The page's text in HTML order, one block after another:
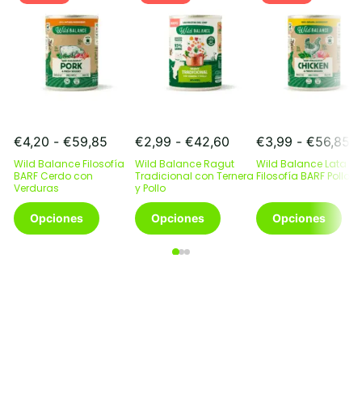
€4,20 - €59,85 Rango
de
precios:
desde
€4,20
hasta
€59,85
Wild Balance Filosofía
BARF Cerdo con
Verduras
Opciones
Este
producto
€2,99 - €42,60 Rango
de
precios:
€2,99
hasta
€42,60
Wild Balance Ragut
Tradicional con Ternera
y Pollo
Opciones
Este
producto
múltiples
€3,99 - €56,85
Wild Balance Lata
Filosofía BARF Pollo
Opciones
Este
producto